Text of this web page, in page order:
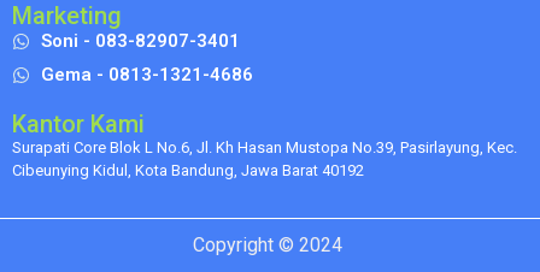
Marketing
Soni - 083-82907-3401
Gema - 0813-1321-4686
Kantor Kami
Surapati Core Blok L No.6, Jl. Kh Hasan Mustopa No.39, Pasirlayung, Kec.
Cibeunying Kidul, Kota Bandung, Jawa Barat 40192
Copyright © 2024